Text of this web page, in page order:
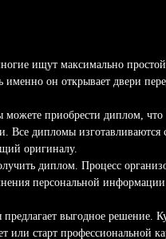
ищут максимально простой
он открывает двери
приобрести диплом,
Все дипломы
оригиналу.
диплом. Процесс
персональной
выгодное решение.
или старт профессиональной